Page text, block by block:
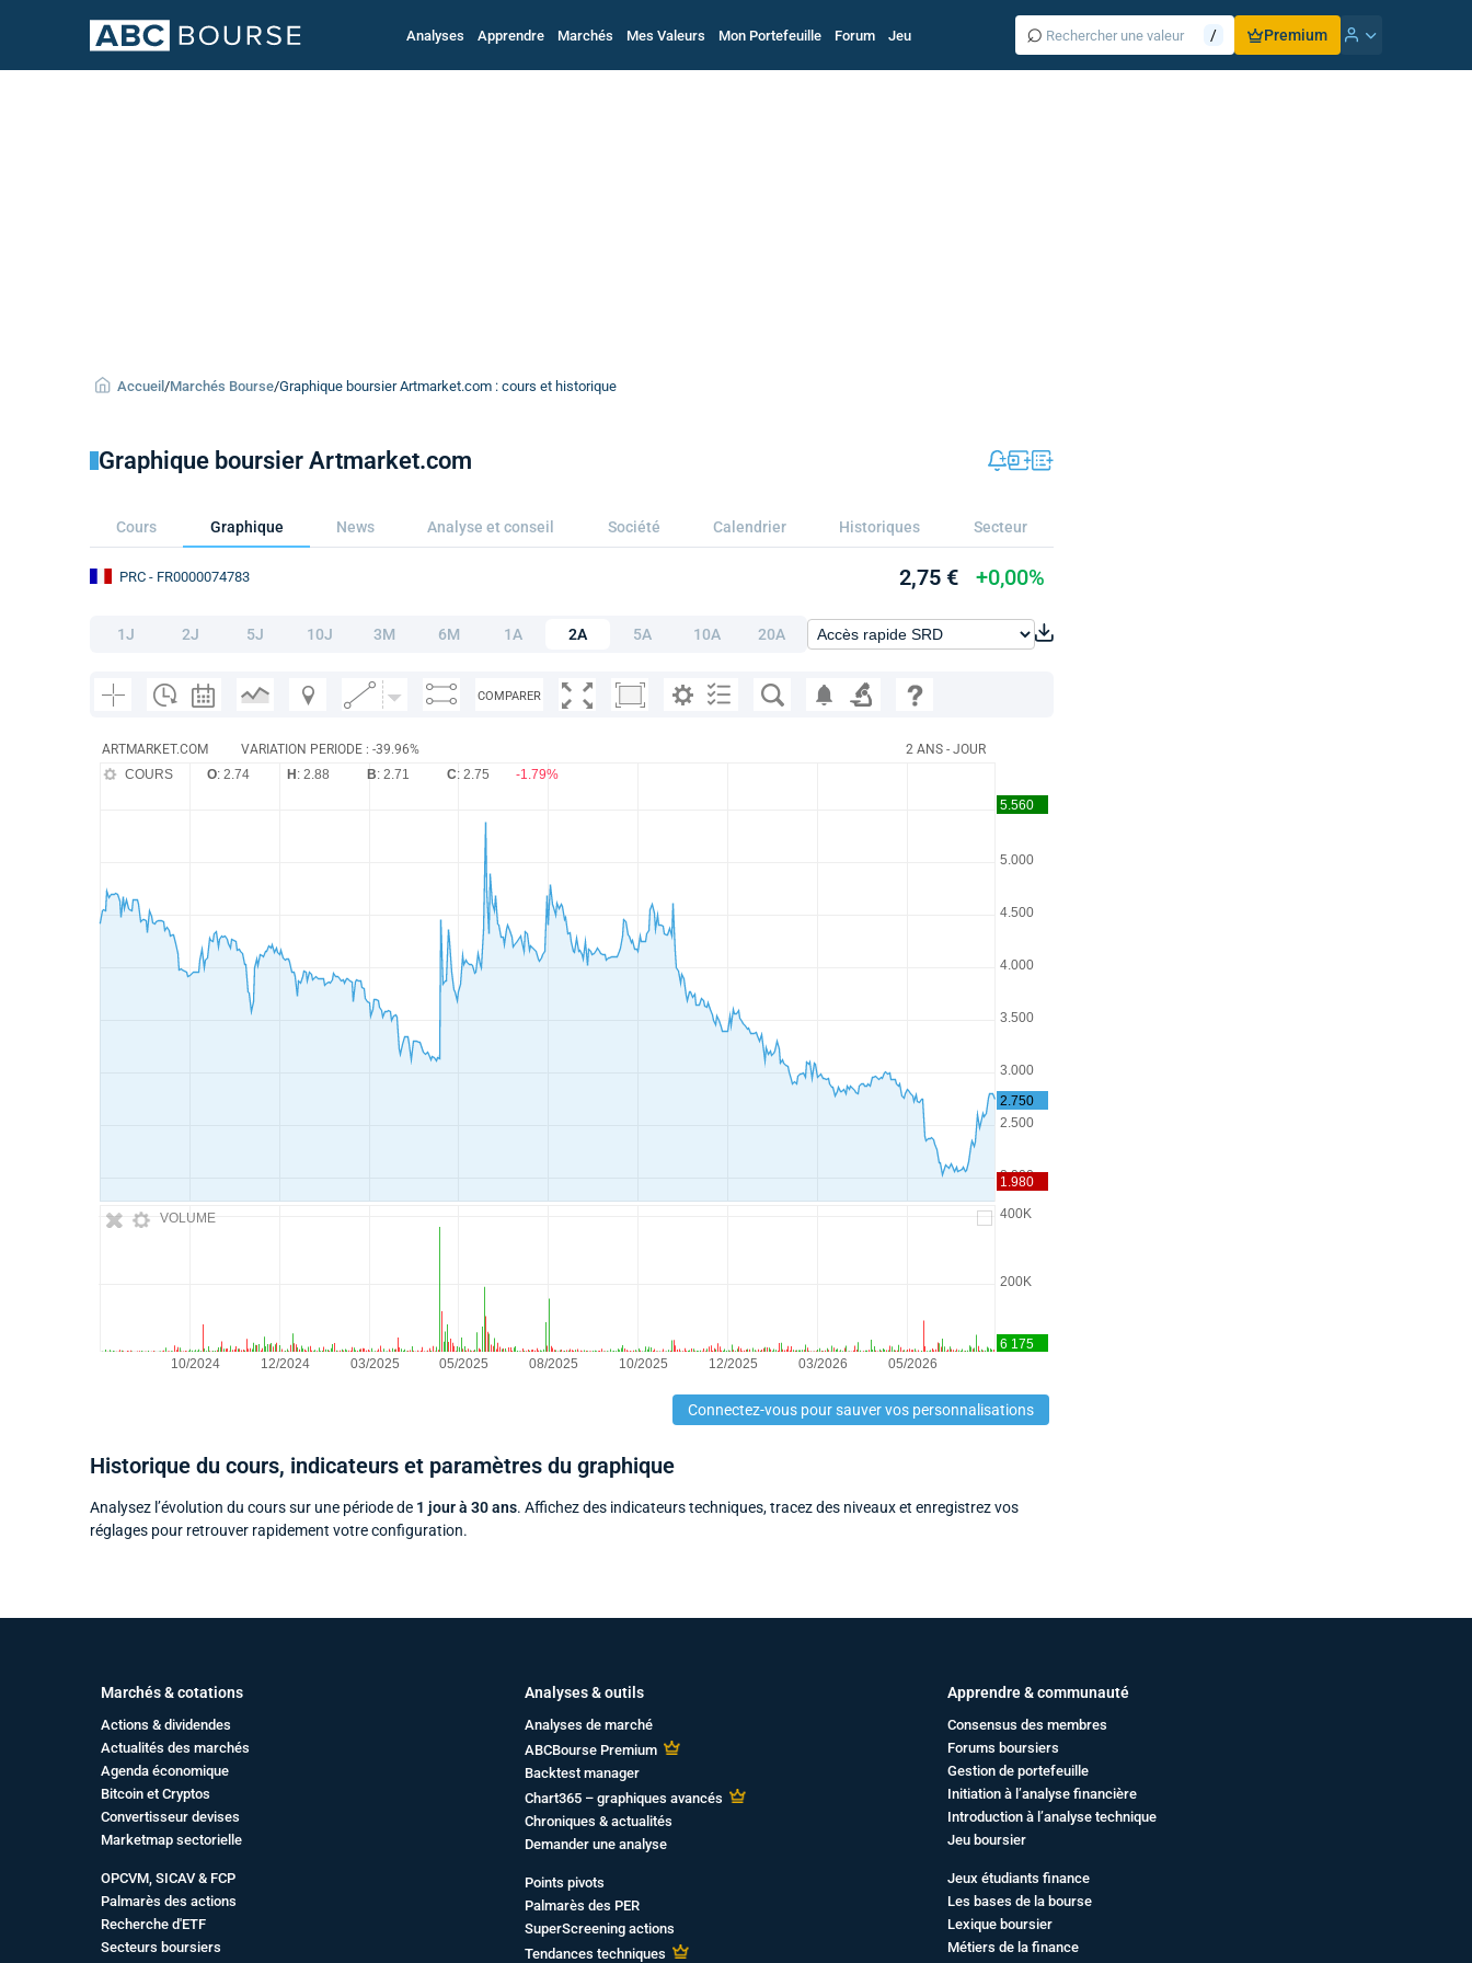
Analyses Apprendre Marchés Mes Valeurs Mon Portefeuille Forum Jeu ⌕ / Premium
Accueil /Marchés Bourse/Graphique boursier Artmarket.com : cours et historique
Graphique boursier Artmarket.com
Cours Graphique News Analyse et conseil Société Calendrier Historiques Secteur
PRC - FR0000074783 2,75 € +0,00%
1J 2J 5J 10J 3M 6M 1A 2A 5A 10A 20A
COMPARER
ARTMARKET.COM VARIATION PERIODE : -39.96% 2 ANS - JOUR
VOLUME
COURS O: 2.74 H : 2.88 B: 2.71 C: 2.75 -1.79%
Connectez-vous pour sauver vos personnalisations
Historique du cours, indicateurs et paramètres du graphique
Analysez l’évolution du cours sur une période de 1 jour à 30 ans. Affichez des indicateurs techniques, tracez des niveaux et enregistrez vos
réglages pour retrouver rapidement votre configuration.
Marchés & cotations
Actions & dividendes
Actualités des marchés
Agenda économique
Bitcoin et Cryptos
Convertisseur devises
Marketmap sectorielle
OPCVM, SICAV & FCP
Palmarès des actions
Recherche d'ETF
Secteurs boursiers
Analyses & outils
Analyses de marché
ABCBourse Premium
Backtest manager
Chart365 – graphiques avancés
Chroniques & actualités
Demander une analyse
Points pivots
Palmarès des PER
SuperScreening actions
Tendances techniques
Apprendre & communauté
Consensus des membres
Forums boursiers
Gestion de portefeuille
Initiation à l’analyse financière
Introduction à l’analyse technique
Jeu boursier
Jeux étudiants finance
Les bases de la bourse
Lexique boursier
Métiers de la finance